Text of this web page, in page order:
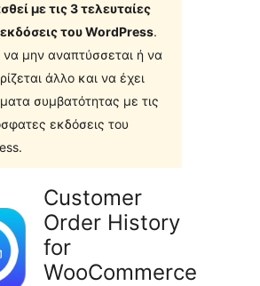
με τις 3 τελευταίες
εκδόσεις του WordPress.
να μην αναπτύσσεται ή να
άλλο και να έχει
συμβατότητας με τις
εκδόσεις του
Customer
Order History
for
WooCommerce